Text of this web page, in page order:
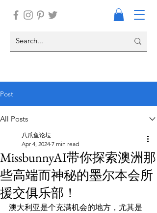
Post
All Posts
MissbunnyAI带你探索澳洲那
些高端而神秘的墨尔本会所
援交俱乐部！
八爪鱼论坛
Apr 4, 2024 7 min read
澳大利亚是个充满机会的地方，尤其是